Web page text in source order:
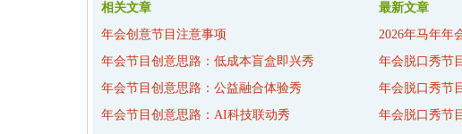
相关文章
最新文章
年会创意节目注意事项
年会节目创意思路：低成本盲盒即兴秀
年会节目创意思路：公益融合体验秀
年会节目创意思路：AI科技联动秀
2026年马年年
年会脱口秀节
年会脱口秀节
年会脱口秀节